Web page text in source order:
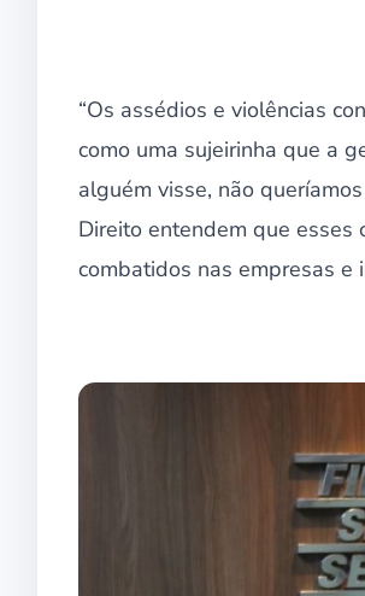
“Os assédios e violências
como uma sujeirinha que a
alguém visse, não
Direito entendem que esses
combatidos nas empresas e